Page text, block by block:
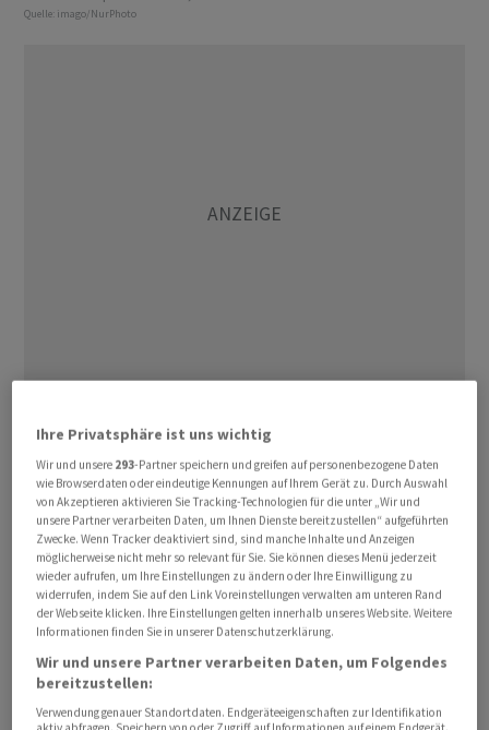
Quelle: imago/NurPhoto
für die Nacht auf Freitag geplanten Test seiner zwölften
«Starship»-Rakete aus Texas kurzfristig abgesagt. Das
Unternehmen plant ‌nun ⁠einen neuen Versuch am
Freitag. Der Start wurde Sekunden vor dem geplanten
Abheben abgebrochen, nachdem ⁠der Countdown
wegen Problemen mit Treibstofftemperatur und -druck
mehrfach unterbrochen worden war. Firmenchef Elon
Musk erklärte auf der ‌Plattform X, ein hydraulischer
Bolzen an einem der riesigen ‌mechanischen Arme des
Startturms sei nicht wie ​vorgesehen eingefahren. «Wenn
das heute Nacht repariert werden kann, wird es morgen
Ihre Privatsphäre ist uns wichtig
Wir und unsere 293-Partner speichern und greifen auf personenbezogene Daten
wie Browserdaten oder eindeutige Kennungen auf Ihrem Gerät zu. Durch Auswahl
von Akzeptieren aktivieren Sie Tracking-Technologien für die unter „Wir und
unsere Partner verarbeiten Daten, um Ihnen Dienste bereitzustellen“ aufgeführten
Zwecke. Wenn Tracker deaktiviert sind, sind manche Inhalte und Anzeigen
möglicherweise nicht mehr so relevant für Sie. Sie können dieses Menü jederzeit
wieder aufrufen, um Ihre Einstellungen zu ändern oder Ihre Einwilligung zu
widerrufen, indem Sie auf den Link Voreinstellungen verwalten am unteren Rand
der Webseite klicken. Ihre Einstellungen gelten innerhalb unseres Website. Weitere
Informationen finden Sie in unserer Datenschutzerklärung.
Wir und unsere Partner verarbeiten Daten, um Folgendes
bereitzustellen:
Verwendung genauer Standortdaten. Endgeräteeigenschaften zur Identifikation